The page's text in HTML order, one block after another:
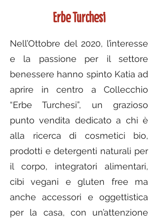
Erbe Turchesi
Nell’Ottobre del 2020, l’interesse
e la passione per il settore
benessere hanno spinto Katia ad
aprire in centro a Collecchio
“Erbe Turchesi”, un grazioso
punto vendita dedicato a chi è
alla ricerca di cosmetici bio,
prodotti e detergenti naturali per
il corpo, integratori alimentari,
cibi vegani e gluten free ma
anche accessori e oggettistica
per la casa, con un’attenzione